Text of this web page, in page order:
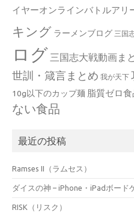
イヤーオンラインバトルアリ
キング ラーメンブログ 三国
ログ 三国志大戦動画ま
世訓・箴言まとめ 我が天下
10g以下のカップ麺 脂質ゼロ食
ない食品
最近の投稿
Ramses II（ラムセス）
ダイスの神 – iPhone・iPadボード
RISK（リスク）